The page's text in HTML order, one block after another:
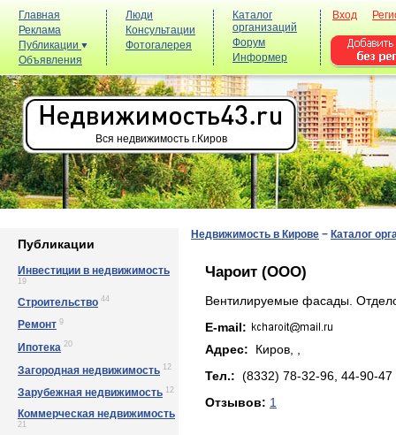
Главная
Реклама
Публикации
Объявления
Люди
Консультации
Фотогалерея
Каталог
организаций
Форум
Информер
Вход
Вся недвижимость г.Киров
Публикации
Инвестиции в недвижимость
19
Строительство 44
Ремонт 9
Ипотека 20
Загородная недвижимость 12
Зарубежная недвижимость 12
Коммерческая недвижимость
21
Недвижимость в Кирове − Каталог
Чароит (ООО)
Вентилируемые фасады.
E-mail:
Адрес: Киров, ,
Тел.: (8332) 78-32-96, 44-90-47
Отзывов: 1